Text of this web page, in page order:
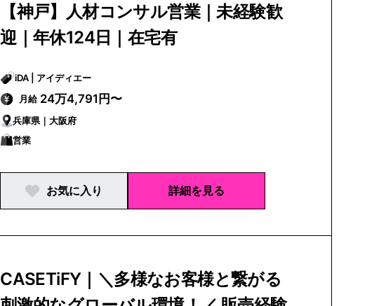
【神戸】人材コンサル営業｜未経験歓
迎｜年休124日｜在宅有
iDA | アイディエー
月給 24万4,791円〜
兵庫県｜大阪府
営業
お気に入り 詳細を見る
CASETiFY｜＼多様なお客様と繋がる